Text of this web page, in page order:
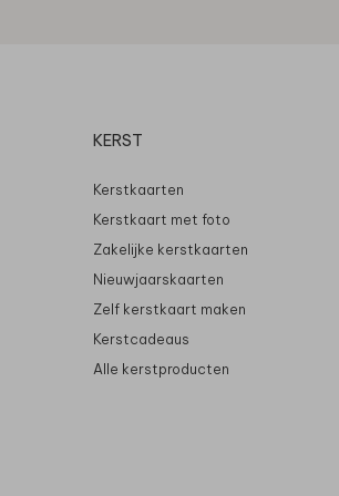
KERST
Kerstkaarten
Kerstkaart met foto
Zakelijke kerstkaarten
Nieuwjaarskaarten
Zelf kerstkaart maken
Kerstcadeaus
Alle kerstproducten